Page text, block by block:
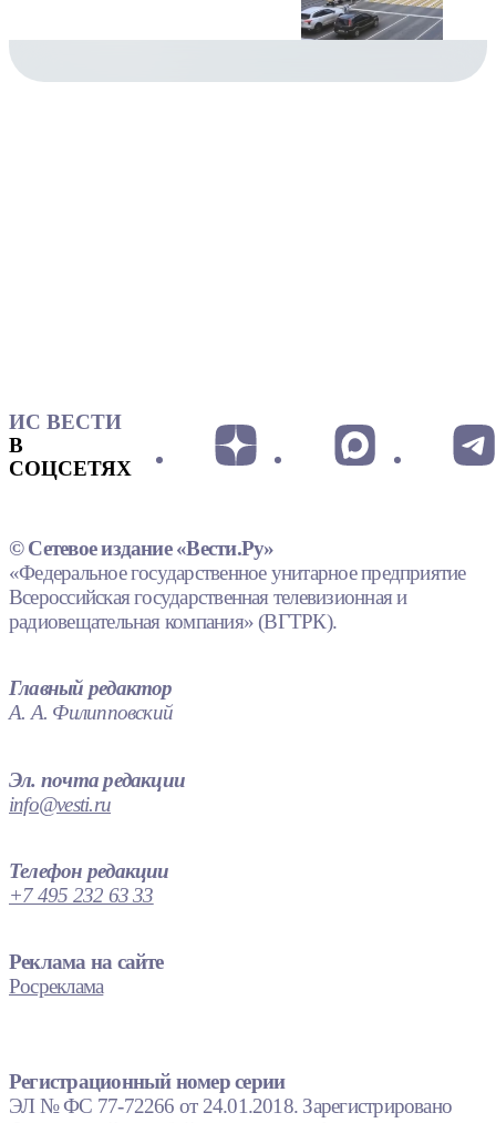
ИС ВЕСТИ
В
СОЦСЕТЯХ
© Сетевое издание «Вести.Ру»
«Федеральное государственное унитарное предприятие
Всероссийская государственная телевизионная и
радиовещательная компания» (ВГТРК).
Главный редактор
А. А. Филипповский
Эл. почта редакции
info@vesti.ru
Телефон редакции
+7 495 232 63 33
Реклама на сайте
Росреклама
Регистрационный номер серии
ЭЛ № ФС 77-72266 от 24.01.2018. Зарегистрировано